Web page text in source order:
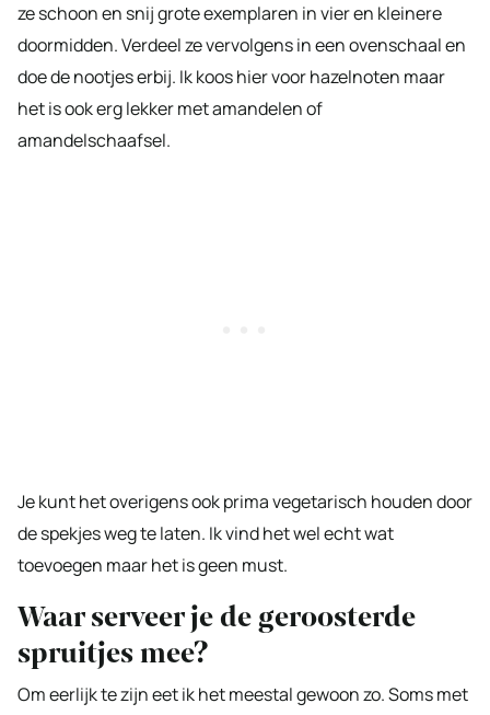
ze schoon en snij grote exemplaren in vier en kleinere
doormidden. Verdeel ze vervolgens in een ovenschaal en
doe de nootjes erbij. Ik koos hier voor hazelnoten maar
het is ook erg lekker met amandelen of
amandelschaafsel.
Je kunt het overigens ook prima vegetarisch houden door
de spekjes weg te laten. Ik vind het wel echt wat
toevoegen maar het is geen must.
Waar serveer je de geroosterde
spruitjes mee?
Om eerlijk te zijn eet ik het meestal gewoon zo. Soms met